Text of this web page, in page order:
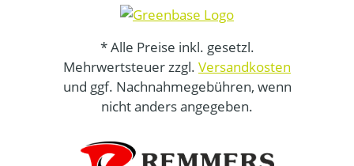
* Alle Preise inkl. gesetzl.
Mehrwertsteuer zzgl. Versandkosten
und ggf. Nachnahmegebühren, wenn
nicht anders angegeben.